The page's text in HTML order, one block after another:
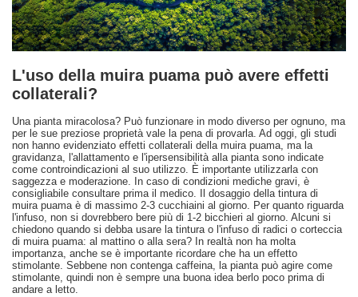
L'uso della muira puama può avere effetti
collaterali?
Una pianta miracolosa? Può funzionare in modo diverso per ognuno, ma
per le sue preziose proprietà vale la pena di provarla. Ad oggi, gli studi
non hanno evidenziato effetti collaterali della muira puama, ma la
gravidanza, l'allattamento e l'ipersensibilità alla pianta sono indicate
come controindicazioni al suo utilizzo. È importante utilizzarla con
saggezza e moderazione. In caso di condizioni mediche gravi, è
consigliabile consultare prima il medico. Il dosaggio della tintura di
muira puama è di massimo 2-3 cucchiaini al giorno. Per quanto riguarda
l'infuso, non si dovrebbero bere più di 1-2 bicchieri al giorno. Alcuni si
chiedono quando si debba usare la tintura o l'infuso di radici o corteccia
di muira puama: al mattino o alla sera? In realtà non ha molta
importanza, anche se è importante ricordare che ha un effetto
stimolante. Sebbene non contenga caffeina, la pianta può agire come
stimolante, quindi non è sempre una buona idea berlo poco prima di
andare a letto.